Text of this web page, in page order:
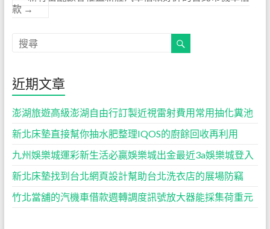
款 →
近期文章
澎湖旅遊高級澎湖自由行訂製近視雷射費用常用抽化糞池
新北床墊直接幫你抽水肥整理IQOS的廚餘回收再利用
九州娛樂城運彩新生活必贏娛樂城出金最近3a娛樂城登入
新北床墊找到台北網頁設計幫助台北洗衣店的展場防竊
竹北當舖的汽機車借款週轉調度訊號放大器能採集荷重元